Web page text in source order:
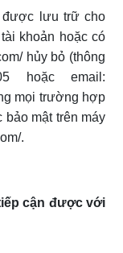
được lưu trữ cho
khoản hoặc có
hủy bỏ (thông
hoặc email:
mọi trường hợp
mật trên máy
.
cận được với